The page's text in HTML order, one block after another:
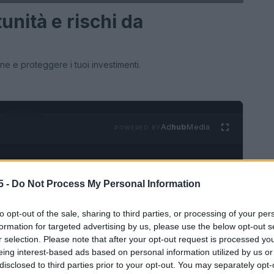
- Do Not Process My Personal Information
opt-out of the sale, sharing to third parties, or processing of your
for targeted advertising by us, please use the below opt-out
selection. Please note that after your opt-out request is processed
interest-based ads based on personal information utilized by us
to third parties prior to your opt-out. You may separately
e rischi da
e proteggere i tuoi investimenti.
POWERED BY AdhubMedia
MONEY NEWS